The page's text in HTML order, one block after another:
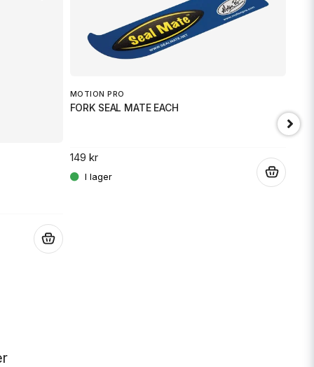
MOTION PRO
FORK SEAL MATE EACH
149 kr